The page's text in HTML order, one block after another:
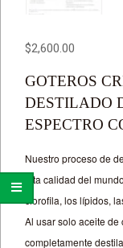
$2,600.00
GOTEROS
DESTILADO
ESPECTRO
Nuestro proceso de
alta calidad del
clorofila, los lípidos,
Al usar solo aceite
completamente